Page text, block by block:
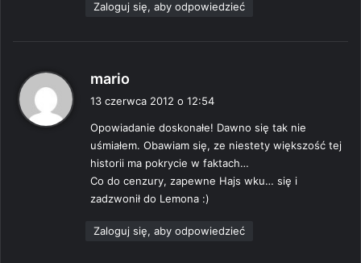
Zaloguj się, aby odpowiedzieć
mario
z
e
:
13 czerwca 2012 o 12:54
Opowiadanie doskonałe! Dawno się tak nie
uśmiałem. Obawiam się, ze niestety większość tej
historii ma pokrycie w faktach…
Co do cenzury, zapewne Hajs wku… się i
zadzwonił do Lemona :)
Zaloguj się, aby odpowiedzieć